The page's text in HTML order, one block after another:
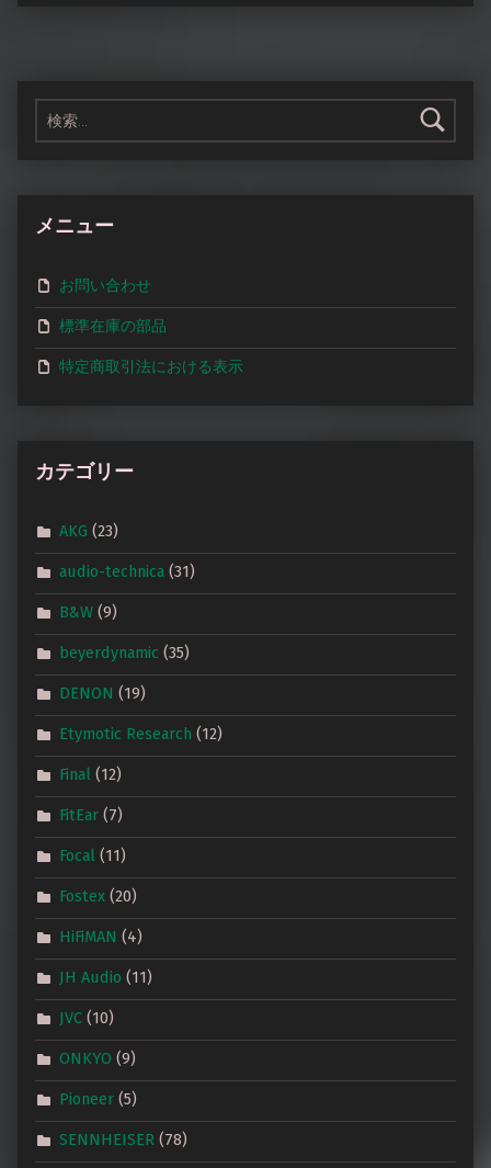
検索:
メニュー
お問い合わせ
標準在庫の部品
特定商取引法における表示
カテゴリー
AKG (23)
audio-technica (31)
B&W (9)
beyerdynamic (35)
DENON (19)
Etymotic Research (12)
Final (12)
FitEar (7)
Focal (11)
Fostex (20)
HiFiMAN (4)
JH Audio (11)
JVC (10)
ONKYO (9)
Pioneer (5)
SENNHEISER (78)